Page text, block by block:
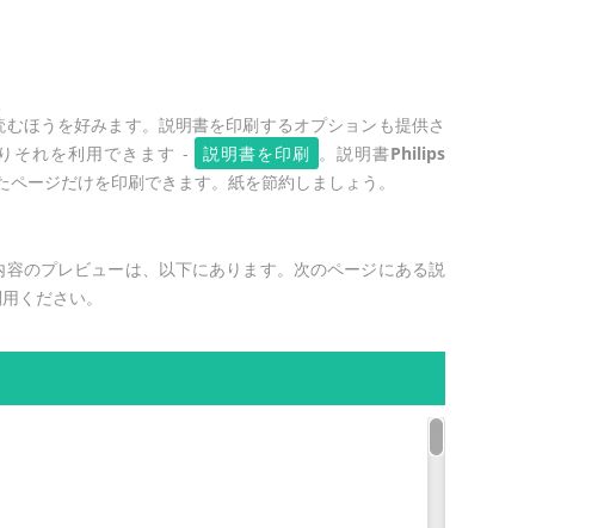
ほうを好みます。説明書を印刷するオプションも提供さ
それを利用できます -
説明書を印刷 。説明書Philips
ージだけを印刷できます。紙を節約しましょう。
容のプレビューは、以下にあります。次のページにある説
ください。